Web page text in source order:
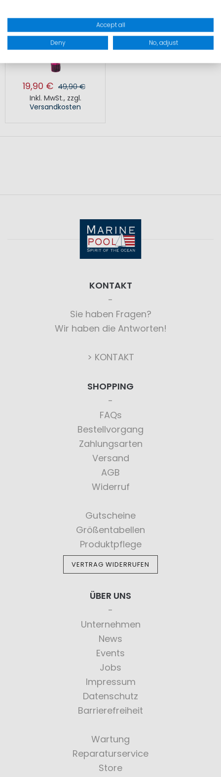
NEO GYM BAG
19,90 € 49,90 €
Inkl. MwSt., zzgl.
Versandkosten
KONTAKT
Sie haben Fragen?
Wir haben die Antworten!
> KONTAKT
SHOPPING
FAQs
Bestellvorgang
Zahlungsarten
Versand
AGB
Widerruf
Gutscheine
Größentabellen
Produktpflege
VERTRAG WIDERRUFEN
ÜBER UNS
Unternehmen
News
Events
Jobs
Impressum
Datenschutz
Barrierefreiheit
Wartung
Reparaturservice
Store
Accept all
Deny No, adjust